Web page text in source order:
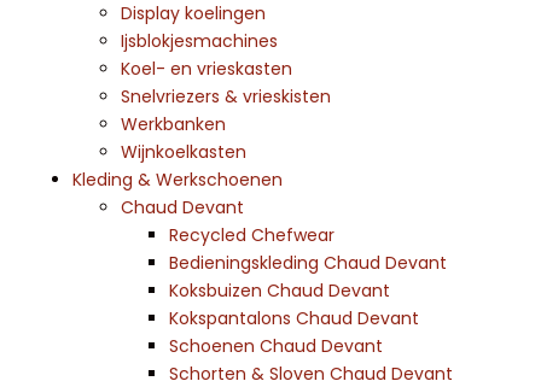
Display koelingen
Ijsblokjesmachines
Koel- en vrieskasten
Snelvriezers & vrieskisten
Werkbanken
Wijnkoelkasten
Kleding & Werkschoenen
Chaud Devant
Recycled Chefwear
Bedieningskleding Chaud Devant
Koksbuizen Chaud Devant
Kokspantalons Chaud Devant
Schoenen Chaud Devant
Schorten & Sloven Chaud Devant